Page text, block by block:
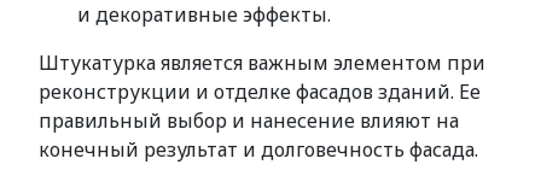
и декоративные эффекты.
Штукатурка является важным элементом при
реконструкции и отделке фасадов зданий. Ее
правильный выбор и нанесение влияют на
конечный результат и долговечность фасада.